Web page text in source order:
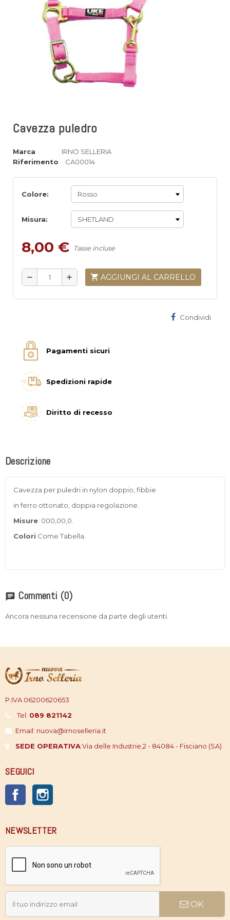
Cavezza puledro
Marca
IRNO SELLERIA
Riferimento
CA00014
Colore:
Misura:
8,00 € Tasse incluse
remove add shopping_cart AGGIUNGI AL CARRELLO
Condividi
Pagamenti sicuri
Spedizioni rapide
Diritto di recesso
Descrizione
Cavezza per puledri in nylon doppio, fibbie
in ferro ottonato, doppia regolazione.
Misure: 000,00,0.
Colori Come Tabella.
chat Commenti (0)
Ancora nessuna recensione da parte degli utenti.
P.IVA 06200620653
Tel: 089 821142
Email: nuova@irnoselleria.it
SEDE OPERATIVA:Via delle Industrie,2 - 84084 - Fisciano (SA)
SEGUICI
Facebook
NEWSLETTER
OK